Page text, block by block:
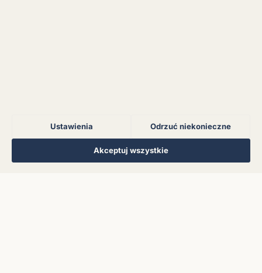
Polityka PrywatnościKontaktUstawienia cookies
Ustawienia Odrzuć niekonieczne
Akceptuj wszystkie
Błąd połączenia z